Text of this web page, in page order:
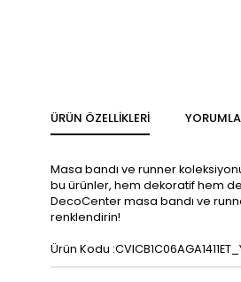
ÜRÜN ÖZELLIKLERI
Masa bandı ve runner
bu ürünler, hem dekoratif hem
DecoCenter masa bandı ve
renklendirin!
Ürün Kodu